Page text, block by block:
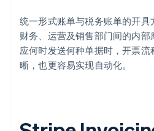
统一形式账单与税务账单的开
财务、运营及销售部门间的内
应何时发送何种单据时，开票
晰，也更容易实现自动化。